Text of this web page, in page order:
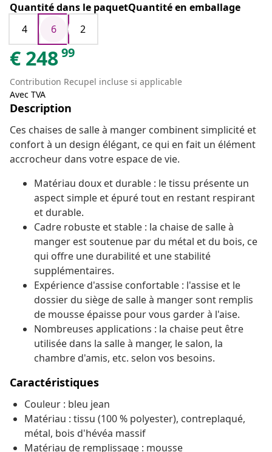
Quantité dans le paquetQuantité en emballage
4
6 2
€ 24899
Contribution Recupel incluse si applicable
Avec TVA
Description
Ces chaises de salle à manger combinent simplicité et
confort à un design élégant, ce qui en fait un élément
accrocheur dans votre espace de vie.
Matériau doux et durable : le tissu présente un
aspect simple et épuré tout en restant respirant
et durable.
Cadre robuste et stable : la chaise de salle à
manger est soutenue par du métal et du bois, ce
qui offre une durabilité et une stabilité
supplémentaires.
Expérience d'assise confortable : l'assise et le
dossier du siège de salle à manger sont remplis
de mousse épaisse pour vous garder à l'aise.
Nombreuses applications : la chaise peut être
utilisée dans la salle à manger, le salon, la
chambre d'amis, etc. selon vos besoins.
Caractéristiques
Couleur : bleu jean
Matériau : tissu (100 % polyester), contreplaqué,
métal, bois d'hévéa massif
Matériau de remplissage : mousse